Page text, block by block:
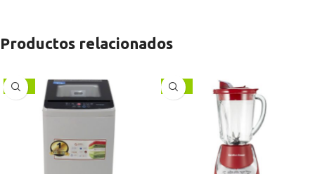
Productos relacionados
-24% -17%